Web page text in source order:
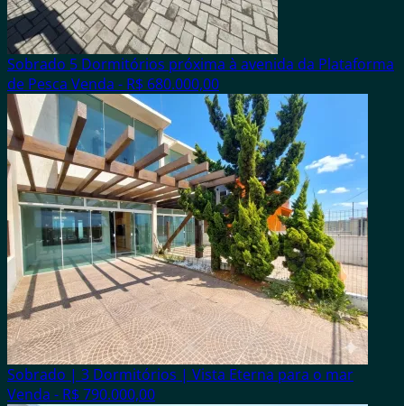
Sobrado 5 Dormitórios próxima à avenida da Plataforma
de Pesca Venda - R$ 680.000,00
Sobrado | 3 Dormitórios | Vista Eterna para o mar
Venda - R$ 790.000,00